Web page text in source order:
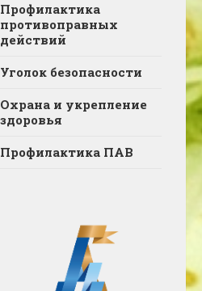
Профилактика
противоправных
действий
Уголок безопасности
Охрана и укрепление
здоровья
Профилактика ПАВ